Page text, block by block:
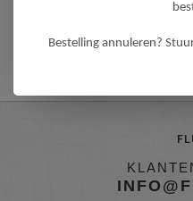
Bestelling annuleren?